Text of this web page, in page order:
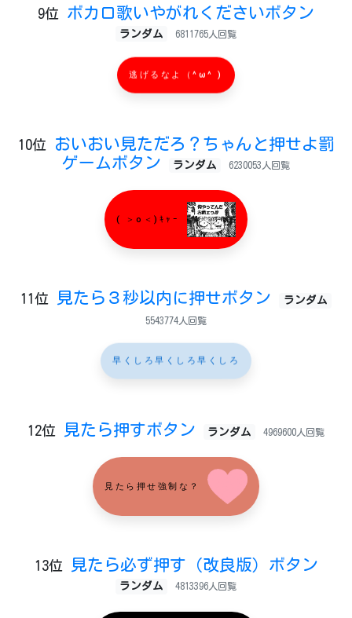
9位 ボカロ歌いやがれくださいボタン
ランダム 6811765人回覧
逃げるなよ（^ω^ )
10位
おいおい見ただろ？ちゃんと押せよ罰
ゲームボタン
ランダム 6230053人回覧
( ＞o＜)ｷｬｰ
11位 見たら３秒以内に押せボタン ランダム
5543774人回覧
早くしろ早くしろ早くしろ
12位 見たら押すボタン ランダム 4969600人回覧
見たら押せ強制な？
13位 見たら必ず押す（改良版）ボタン
ランダム 4813396人回覧